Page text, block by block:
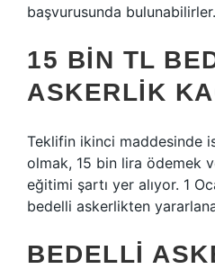
başvurusunda bulunabilirler.
15 BIN TL
ASKERLIK
Teklifin ikinci maddesinde
olmak, 15 bin lira ödemek
eğitimi şartı yer alıyor. 1
bedelli askerlikten
BEDELLI